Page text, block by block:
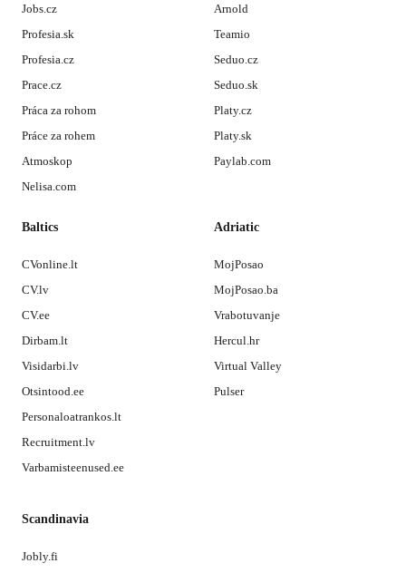
Jobs.cz
Profesia.sk
Profesia.cz
Prace.cz
Práca za rohom
Práce za rohem
Atmoskop
Nelisa.com
Arnold
Teamio
Seduo.cz
Seduo.sk
Platy.cz
Platy.sk
Paylab.com
Baltics
CVonline.lt
CV.lv
CV.ee
Dirbam.lt
Visidarbi.lv
Otsintood.ee
Personaloatrankos.lt
Recruitment.lv
Varbamisteenused.ee
Adriatic
MojPosao
MojPosao.ba
Vrabotuvanje
Hercul.hr
Virtual Valley
Pulser
Scandinavia
Jobly.fi